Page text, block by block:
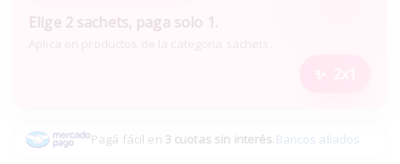
Elige 2 sachets, paga solo 1.
Pagá fácil en 3 cuotas sin interés.Bancos aliados